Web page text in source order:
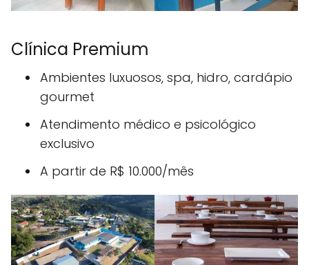
Clínica Premium
Ambientes luxuosos, spa, hidro, cardápio
gourmet
Atendimento médico e psicológico
exclusivo
A partir de R$ 10.000/mês